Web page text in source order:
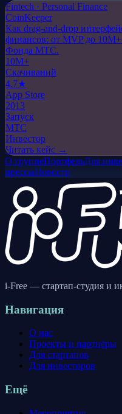
Fintech · Personal Finance
CoinKeeper
Как drag-and-drop
финансов: от MVP до
Фонда МТС.
10M+
Скачиваний
4.7★
App Store
2013
Запуск
МТС
Инвестор
Читать кейс →
О группеПортфельДля
прессыНовости
i-Free — стартап-студия и
Навигация
О нас
Проекты и партнёры
Для стартапов
Для инвесторов
Ещё